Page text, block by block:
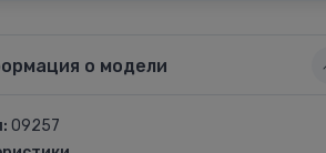
о модели
09257